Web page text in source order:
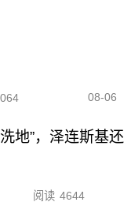
08-06
地”，泽连斯基还
阅读 4644